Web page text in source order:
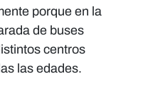
porque en la
de buses
centros
las edades.